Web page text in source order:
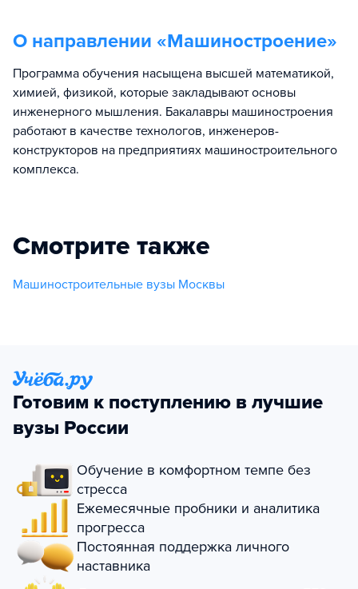
О направлении «Машиностроение»
Программа обучения насыщена высшей математикой,
химией, физикой, которые закладывают основы
инженерного мышления. Бакалавры машиностроения
работают в качестве технологов, инженеров-
конструкторов на предприятиях машиностроительного
комплекса.
Смотрите также
Машиностроительные вузы Москвы
Готовим к поступлению в лучшие
вузы России
Обучение в комфортном темпе без
стресса
Ежемесячные пробники и аналитика
прогресса
Постоянная поддержка личного
наставника